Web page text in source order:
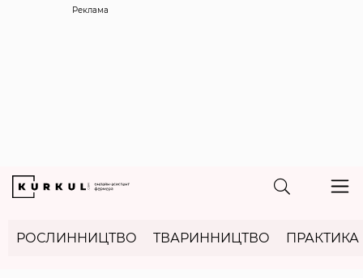
Реклама
РОСЛИННИЦТВО ТВАРИННИЦТВО ПРАКТИКА